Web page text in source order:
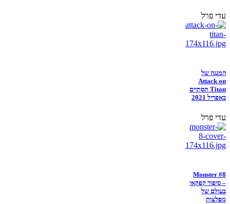
עדי פרל
המנגה של
Attack on
Titan תסתיים
באפריל 2021
עדי פרל
Monster #8
– סיפור קפקאי
בעולם של
מפלצות